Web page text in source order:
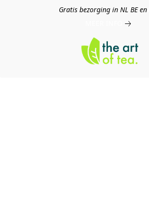
Gratis bezorging in NL BE en